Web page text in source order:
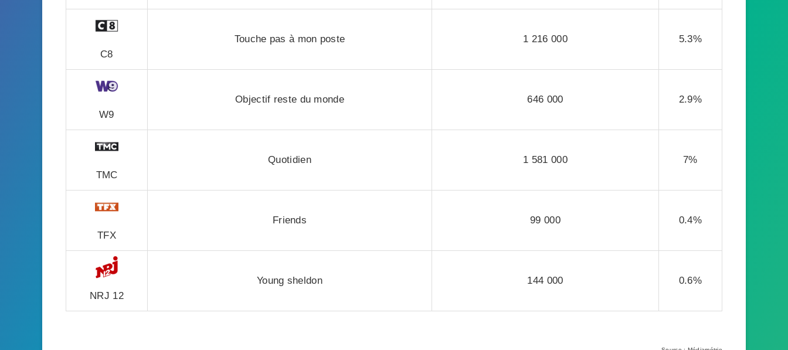
C8
Touche pas à mon poste 1 216 000 5.3%
W9
Objectif reste du monde 646 000 2.9%
TMC
Quotidien 1 581 000 7%
TFX
Friends 99 000 0.4%
NRJ 12
Young sheldon 144 000 0.6%